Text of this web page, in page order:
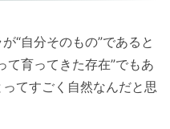
“自分そのもの”であると
て育ってきた存在”でもあ
てすごく自然なんだと思